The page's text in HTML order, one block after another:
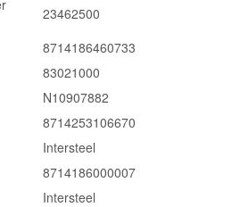
23462500
8714186460733
83021000
N10907882
8714253106670
Intersteel
8714186000007
Intersteel